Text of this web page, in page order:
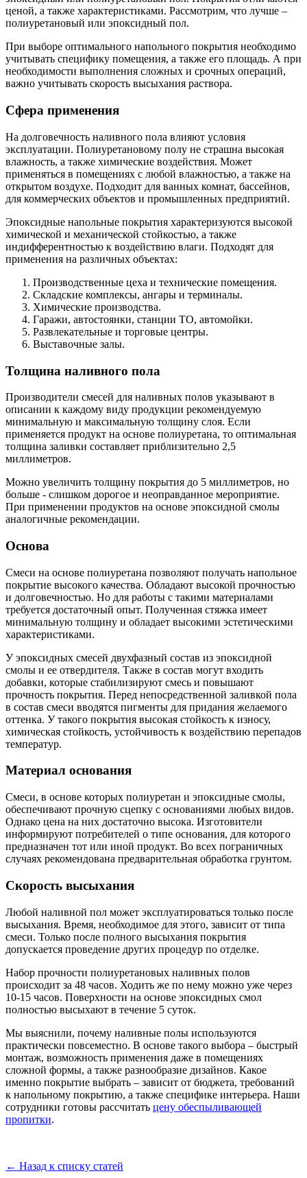
ценой, а также характеристиками. Рассмотрим, что лучше –
полиуретановый или эпоксидный пол.
При выборе оптимального напольного покрытия необходимо
учитывать специфику помещения, а также его площадь. А при
необходимости выполнения сложных и срочных операций,
важно учитывать скорость высыхания раствора.
Сфера применения
На долговечность наливного пола влияют условия
эксплуатации. Полиуретановому полу не страшна высокая
влажность, а также химические воздействия. Может
применяться в помещениях с любой влажностью, а также на
открытом воздухе. Подходит для ванных комнат, бассейнов,
для коммерческих объектов и промышленных предприятий.
Эпоксидные напольные покрытия характеризуются высокой
химической и механической стойкостью, а также
индифферентностью к воздействию влаги. Подходят для
применения на различных объектах:
Производственные цеха и технические помещения.
Складские комплексы, ангары и терминалы.
Химические производства.
Гаражи, автостоянки, станции ТО, автомойки.
Развлекательные и торговые центры.
Выставочные залы.
Толщина наливного пола
Производители смесей для наливных полов указывают в
описании к каждому виду продукции рекомендуемую
минимальную и максимальную толщину слоя. Если
применяется продукт на основе полиуретана, то оптимальная
толщина заливки составляет приблизительно 2,5
миллиметров.
Можно увеличить толщину покрытия до 5 миллиметров, но
больше - слишком дорогое и неоправданное мероприятие.
При применении продуктов на основе эпоксидной смолы
аналогичные рекомендации.
Основа
Смеси на основе полиуретана позволяют получать напольное
покрытие высокого качества. Обладают высокой прочностью
и долговечностью. Но для работы с такими материалами
требуется достаточный опыт. Полученная стяжка имеет
минимальную толщину и обладает высокими эстетическими
характеристиками.
У эпоксидных смесей двухфазный состав из эпоксидной
смолы и ее отвердителя. Также в состав могут входить
добавки, которые стабилизируют смесь и повышают
прочность покрытия. Перед непосредственной заливкой пола
в состав смеси вводятся пигменты для придания желаемого
оттенка. У такого покрытия высокая стойкость к износу,
химическая стойкость, устойчивость к воздействию перепадов
температур.
Материал основания
Смеси, в основе которых полиуретан и эпоксидные смолы,
обеспечивают прочную сцепку с основаниями любых видов.
Однако цена на них достаточно высока. Изготовители
информируют потребителей о типе основания, для которого
предназначен тот или иной продукт. Во всех пограничных
случаях рекомендована предварительная обработка грунтом.
Скорость высыхания
Любой наливной пол может эксплуатироваться только после
высыхания. Время, необходимое для этого, зависит от типа
смеси. Только после полного высыхания покрытия
допускается проведение других процедур по отделке.
Набор прочности полиуретановых наливных полов
происходит за 48 часов. Ходить же по нему можно уже через
10-15 часов. Поверхности на основе эпоксидных смол
полностью высыхают в течение 5 суток.
Мы выяснили, почему наливные полы используются
практически повсеместно. В основе такого выбора – быстрый
монтаж, возможность применения даже в помещениях
сложной формы, а также разнообразие дизайнов. Какое
именно покрытие выбрать – зависит от бюджета, требований
к напольному покрытию, а также специфике интерьера. Наши
сотрудники готовы рассчитать цену обеспыливающей
пропитки.
← Назад к списку статей